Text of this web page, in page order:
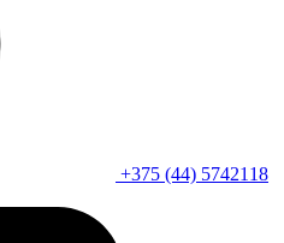
+375 (44) 5742118